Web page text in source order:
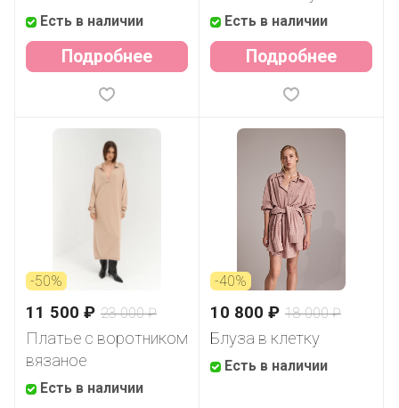
Есть в наличии
Подробнее
Есть в наличии
Подробнее
-50%
11 500 ₽ 23 000 ₽
Платье с воротником
вязаное
Есть в наличии
-40%
10 800 ₽ 18 000 ₽
Блуза в клетку
Есть в наличии